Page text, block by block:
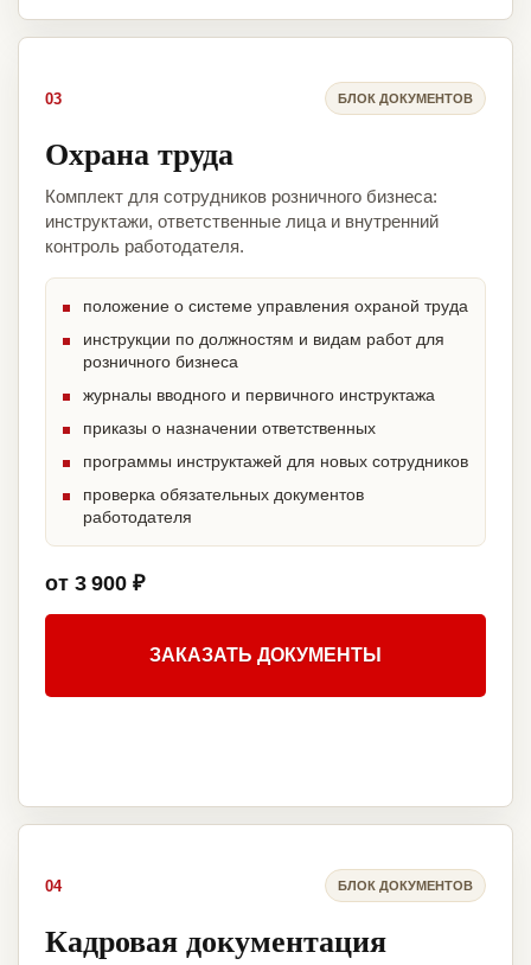
03 БЛОК ДОКУМЕНТОВ
Охрана труда
Комплект для сотрудников розничного бизнеса:
инструктажи, ответственные лица и внутренний
контроль работодателя.
положение о системе управления охраной труда
инструкции по должностям и видам работ для
розничного бизнеса
журналы вводного и первичного инструктажа
приказы о назначении ответственных
программы инструктажей для новых сотрудников
проверка обязательных документов
работодателя
от 3 900 ₽
ЗАКАЗАТЬ ДОКУМЕНТЫ
04 БЛОК ДОКУМЕНТОВ
Кадровая документация